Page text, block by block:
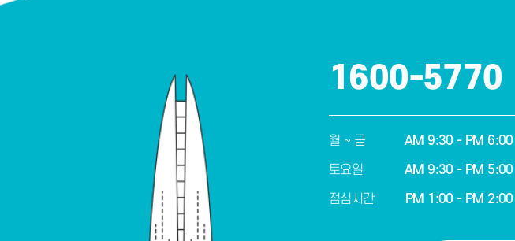
1600-5770
월 ~ 금 AM 9:30 - PM 6:00
토요일 AM 9:30 - PM 5:00
점심시간
PM 1:00 - PM 2:00